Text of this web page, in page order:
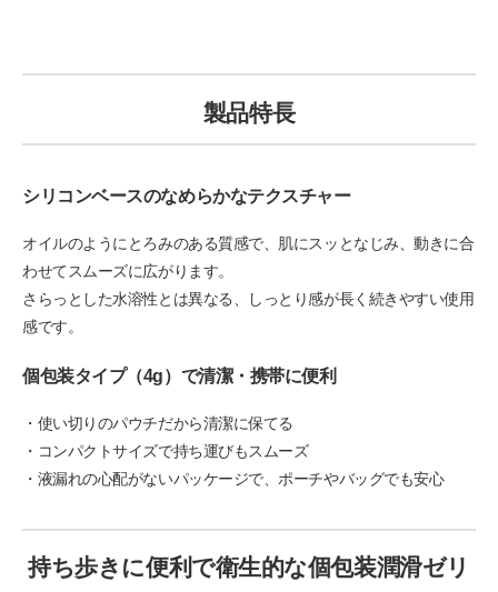
製品特長
シリコンベースのなめらかなテクスチャー
オイルのようにとろみのある質感で、肌にスッとなじみ、動きに合
わせてスムーズに広がります。
さらっとした水溶性とは異なる、しっとり感が長く続きやすい使用
感です。
個包装タイプ（4g）で清潔・携帯に便利
・使い切りのパウチだから清潔に保てる
・コンパクトサイズで持ち運びもスムーズ
・液漏れの心配がないパッケージで、ポーチやバッグでも安心
持ち歩きに便利で衛生的な個包装潤滑ゼリ